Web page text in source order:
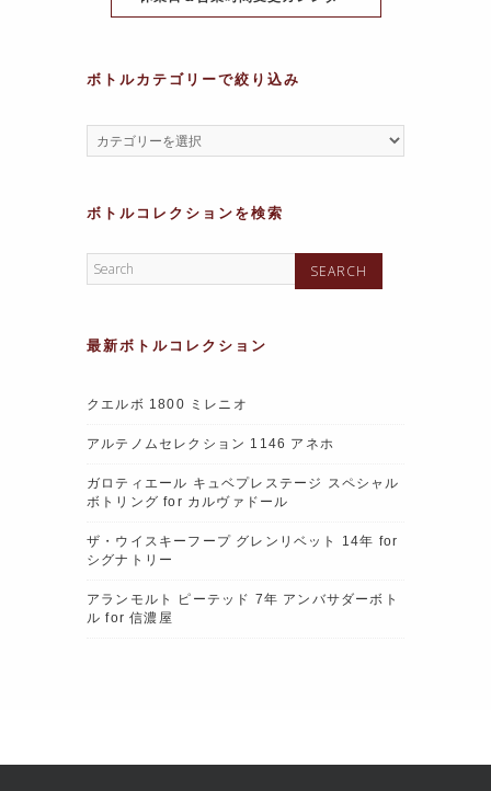
ボトルカテゴリーで絞り込み
ボトルコレクションを検索
最新ボトルコレクション
クエルボ 1800 ミレニオ
アルテノムセレクション 1146 アネホ
ガロティエール キュベプレステージ スペシャル
ボトリング for カルヴァドール
ザ・ウイスキーフープ グレンリベット 14年 for
シグナトリー
アランモルト ピーテッド 7年 アンバサダーボト
ル for 信濃屋